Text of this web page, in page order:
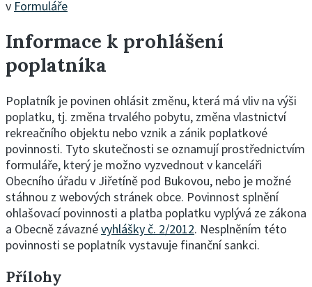
v Formuláře
Informace k prohlášení
poplatníka
Poplatník je povinen ohlásit změnu, která má vliv na výši
poplatku, tj. změna trvalého pobytu, změna vlastnictví
rekreačního objektu nebo vznik a zánik poplatkové
povinnosti. Tyto skutečnosti se oznamují prostřednictvím
formuláře, který je možno vyzvednout v kanceláři
Obecního úřadu v Jiřetíně pod Bukovou, nebo je možné
stáhnou z webových stránek obce. Povinnost splnění
ohlašovací povinnosti a platba poplatku vyplývá ze zákona
a Obecně závaznévyhlášky č. 2/2012. Nesplněním této
povinnosti se poplatník vystavuje finanční sankci.
Přílohy